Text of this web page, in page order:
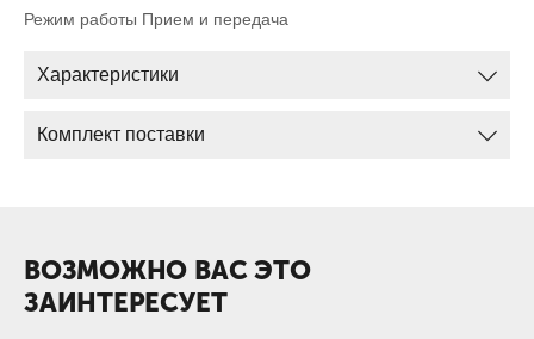
Режим работы Прием и передача
Характеристики
Комплект поставки
ВОЗМОЖНО ВАС ЭТО
ЗАИНТЕРЕСУЕТ